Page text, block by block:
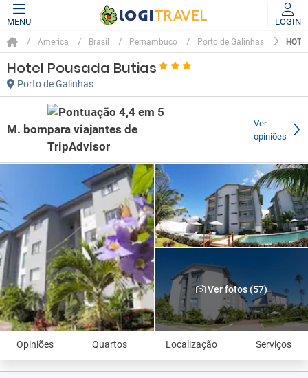
MENU LOGIN
America Brasil Pernambuco Porto de Galinhas
Hotel Pousada Butias
Porto de Galinhas
M. bom
Ver
opiniões
Ver fotos (57)
Opiniões Quartos Localização Serviços